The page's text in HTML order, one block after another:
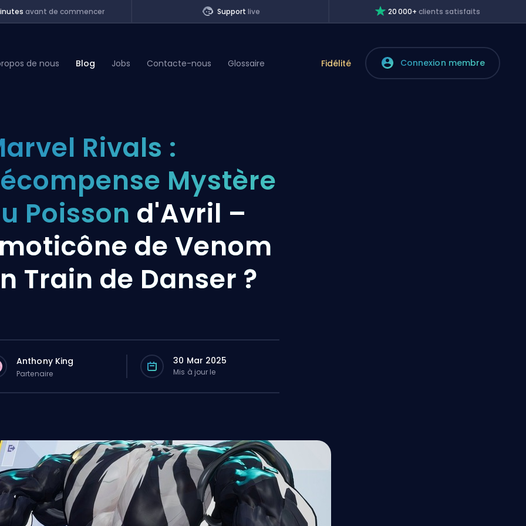
avant de commencer Support live 20 000+clients satisfaits
de nous Blog Jobs Contacte-nous Glossaire Fidélité Connexion membre
Rivals :
Mystère
Poisson d'Avril –
de Venom
Train de Danser ?
Anthony King
Partenaire
30 Mar 2025
Mis à jour le